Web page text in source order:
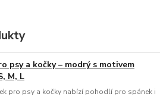
psy a kočky – modrý s motivem
M, L
pro psy a kočky nabízí pohodlí pro spánek i